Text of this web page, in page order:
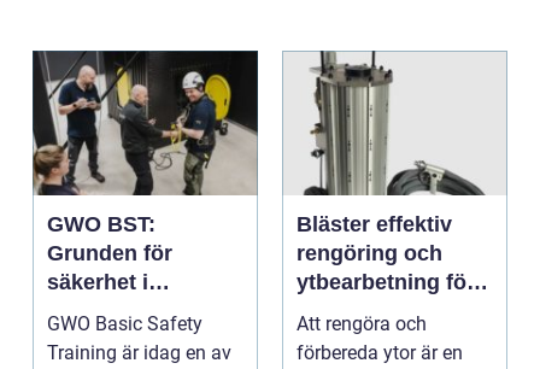
GWO BST:
Grunden för
säkerhet i
vindkraftsbransch
en
GWO Basic Safety
Training är idag en av
Bläster effektiv
rengöring och
ytbearbetning för
proffs och
hantverkare
Att rengöra och
förbereda ytor är en